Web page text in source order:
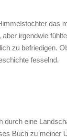
das
irgendwie
zu befriedigen.
fesselnd.
eine
Buch zu meiner